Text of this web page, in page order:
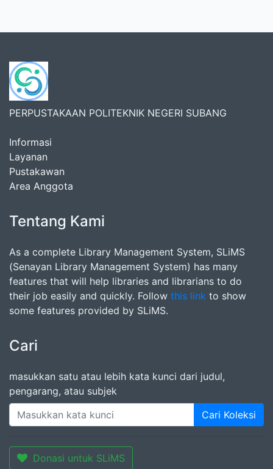
PERPUSTAKAAN POLITEKNIK NEGERI SUBANG
Informasi
Layanan
Pustakawan
Area Anggota
Tentang Kami
As a complete Library Management System, SLiMS
(Senayan Library Management System) has many
features that will help libraries and librarians to do
their job easily and quickly. Follow this link to show
some features provided by SLiMS.
Cari
masukkan satu atau lebih kata kunci dari judul,
pengarang, atau subjek
Cari Koleksi
Donasi untuk SLiMS